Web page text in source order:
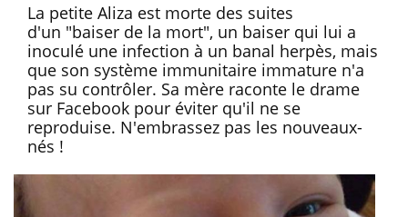
La petite Aliza est morte des suites
d'un "baiser de la mort", un baiser qui lui a
inoculé une infection à un banal herpès, mais
que son système immunitaire immature n'a
pas su contrôler. Sa mère raconte le drame
sur Facebook pour éviter qu'il ne se
reproduise. N'embrassez pas les nouveaux-
nés !